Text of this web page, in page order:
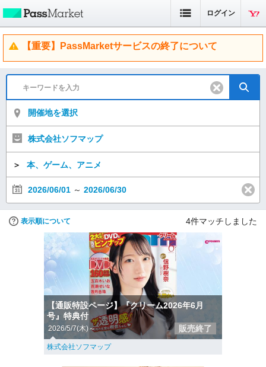
ログイン
【重要】PassMarketサービスの終了について
開催地を選択
株式会社ソフマップ
＞ 本、ゲーム、アニメ
2026/06/01 ～ 2026/06/30
表示順について 4件マッチしました
【通販特設ページ】『クリーム2026年6月
号』特典付
2026/5/7(木)～ 販売終了
株式会社ソフマップ